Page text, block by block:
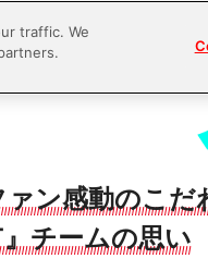
ン感動のこだ
チームの思い
traffic. We